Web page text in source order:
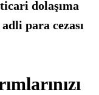
dolaşıma
para cezası